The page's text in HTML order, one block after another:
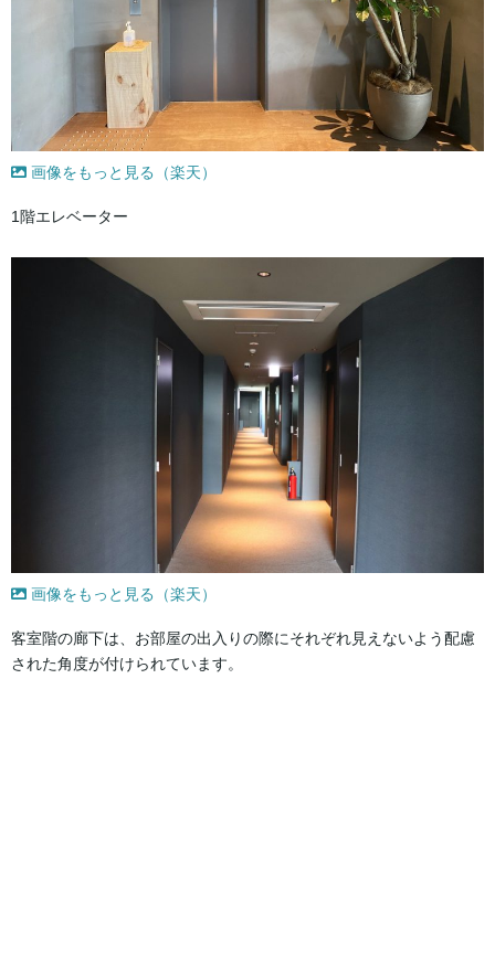
画像をもっと見る（楽天）
1階エレベーター
画像をもっと見る（楽天）
客室階の廊下は、お部屋の出入りの際にそれぞれ見えないよう配慮
された角度が付けられています。